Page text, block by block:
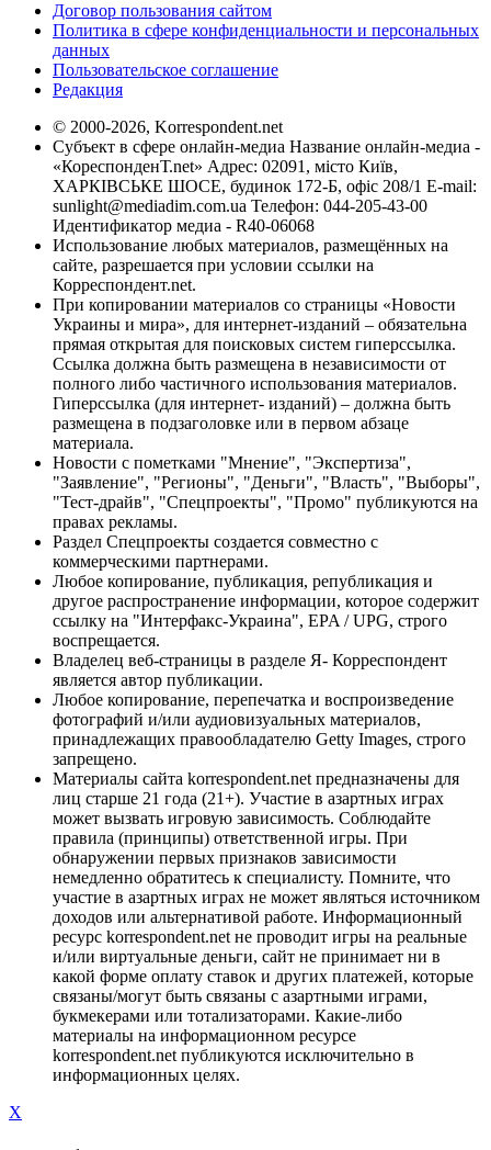
Договор пользования сайтом
Политика в сфере конфиденциальности и персональных
данных
Пользовательское соглашение
Редакция
© 2000-2026, Korrespondent.net
Субъект в сфере онлайн-медиа Название онлайн-медиа -
«КореспонденТ.net» Адрес: 02091, місто Київ,
ХАРКІВСЬКЕ ШОСЕ, будинок 172-Б, офіс 208/1 E-mail:
sunlight@mediadim.com.ua Телефон: 044-205-43-00
Идентификатор медиа - R40-06068
Использование любых материалов, размещённых на
сайте, разрешается при условии ссылки на
Корреспондент.net.
При копировании материалов со страницы «Новости
Украины и мира», для интернет-изданий – обязательна
прямая открытая для поисковых систем гиперссылка.
Ссылка должна быть размещена в независимости от
полного либо частичного использования материалов.
Гиперссылка (для интернет- изданий) – должна быть
размещена в подзаголовке или в первом абзаце
материала.
Новости с пометками "Мнение", "Экспертиза",
"Заявление", "Регионы", "Деньги", "Власть", "Выборы",
"Тест-драйв", "Спецпроекты", "Промо" публикуются на
правах рекламы.
Раздел Спецпроекты создается совместно с
коммерческими партнерами.
Любое копирование, публикация, републикация и
другое распространение информации, которое содержит
ссылку на "Интерфакс-Украина", EPA / UPG, строго
воспрещается.
Владелец веб-страницы в разделе Я- Корреспондент
является автор публикации.
Любое копирование, перепечатка и воспроизведение
фотографий и/или аудиовизуальных материалов,
принадлежащих правообладателю Getty Images, строго
запрещено.
Материалы сайта korrespondent.net предназначены для
лиц старше 21 года (21+). Участие в азартных играх
может вызвать игровую зависимость. Соблюдайте
правила (принципы) ответственной игры. При
обнаружении первых признаков зависимости
немедленно обратитесь к специалисту. Помните, что
участие в азартных играх не может являться источником
доходов или альтернативой работе. Информационный
ресурс korrespondent.net не проводит игры на реальные
и/или виртуальные деньги, сайт не принимает ни в
какой форме оплату ставок и других платежей, которые
связаны/могут быть связаны с азартными играми,
букмекерами или тотализаторами. Какие-либо
материалы на информационном ресурсе
korrespondent.net публикуются исключительно в
информационных целях.
X